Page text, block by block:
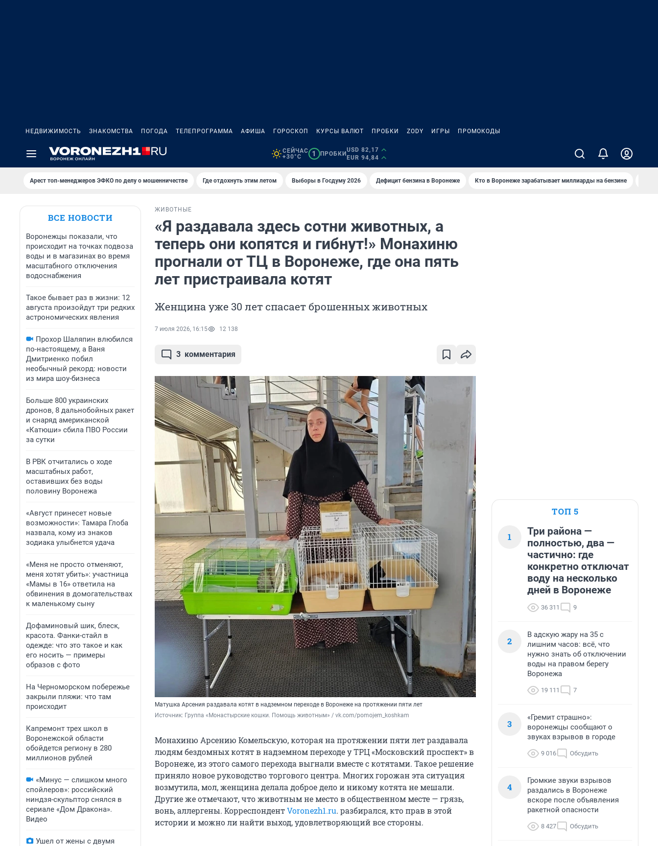
НЕДВИЖИМОСТЬ ЗНАКОМСТВА ПОГОДА ТЕЛЕПРОГРАММА АФИША ГОРОСКОП КУРСЫ ВАЛЮТ ПРОБКИ ZODY ИГРЫ ПРОМОКОДЫ
СЕЙЧАС
+30°C
1 ПРОБКИ
USD 82,17
EUR 94,84
Арест топ-менеджеров ЭФКО по делу о мошенничестве Где отдохнуть этим летом Выборы в Госдуму 2026 Дефицит бензина в Воронеже Кто в Воронеже зарабатывает миллиарды на бензине
ВСЕ НОВОСТИ
Воронежцы показали, что
происходит на точках подвоза
воды и в магазинах во время
масштабного отключения
водоснабжения
Такое бывает раз в жизни: 12
августа произойдут три редких
астрономических явления
Прохор Шаляпин влюбился
по-настоящему, а Ваня
Дмитриенко побил
необычный рекорд: новости
из мира шоу-бизнеса
Больше 800 украинских
дронов, 8 дальнобойных ракет
и снаряд американской
«Катюши» сбила ПВО России
за сутки
В РВК отчитались о ходе
масштабных работ,
оставивших без воды
половину Воронежа
«Август принесет новые
возможности»: Тамара Глоба
назвала, кому из знаков
зодиака улыбнется удача
«Меня не просто отменяют,
меня хотят убить»: участница
«Мамы в 16» ответила на
обвинения в домогательствах
к маленькому сыну
Дофаминовый шик, блеск,
красота. Фанки-стайл в
одежде: что это такое и как
его носить — примеры
образов с фото
На Черноморском побережье
закрыли пляжи: что там
происходит
Капремонт трех школ в
Воронежской области
обойдется региону в 280
миллионов рублей
«Минус — слишком много
спойлеров»: российский
ниндзя-скульптор снялся в
сериале «Дом Дракона».
Видео
Ушел от жены с двумя
ЖИВОТНЫЕ
«Я раздавала здесь сотни животных, а
теперь они копятся и гибнут!» Монахиню
прогнали от ТЦ в Воронеже, где она пять
лет пристраивала котят
Женщина уже 30 лет спасает брошенных животных
7 июля 2026, 16:15 12 138
3 комментария
Матушка Арсения раздавала котят в надземном переходе в Воронеже на протяжении пяти лет
Источник: Группа «Монастырские кошки. Помощь животным» / vk.com/pomojem_koshkam
Монахиню Арсению Комельскую, которая на протяжении пяти лет раздавала
людям бездомных котят в надземном переходе у ТРЦ «Московский проспект» в
Воронеже, из этого самого перехода выгнали вместе с котятами. Такое решение
приняло новое руководство торгового центра. Многих горожан эта ситуация
возмутила, мол, женщина делала доброе дело и никому котята не мешали.
Другие же отмечают, что животным не место в общественном месте — грязь,
вонь, аллергены. КорреспондентVoronezh1.ru. разбирался, кто прав в этой
истории и можно ли найти выход, удовлетворяющий все стороны.
ТОП 5
1
Три района —
полностью, два —
частично: где
конкретно отключат
воду на несколько
дней в Воронеже
36 311 9
2
В адскую жару на 35 с
лишним часов: всё, что
нужно знать об отключении
воды на правом берегу
Воронежа
19 111 7
3
«Гремит страшно»:
воронежцы сообщают о
звуках взрывов в городе
9 016 Обсудить
4
Громкие звуки взрывов
раздались в Воронеже
вскоре после объявления
ракетной опасности
8 427 Обсудить